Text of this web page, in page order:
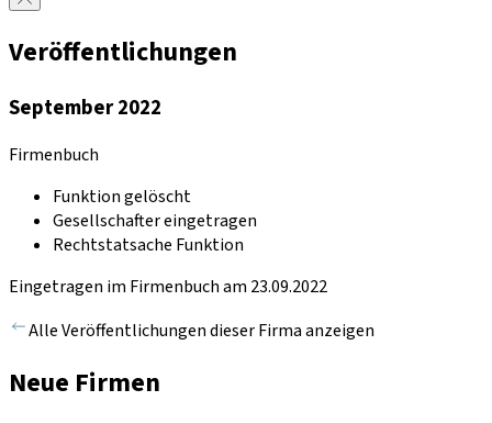
Veröffentlichungen
September 2022
Firmenbuch
Funktion gelöscht
Gesellschafter eingetragen
Rechtstatsache Funktion
Eingetragen im Firmenbuch am 23.09.2022
Alle Veröffentlichungen dieser Firma anzeigen
Neue Firmen